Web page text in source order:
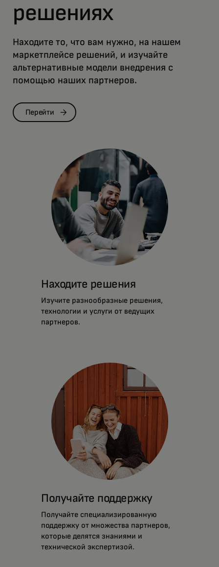
решениях
Находите то, что вам нужно, на нашем
маркетплейсе решений, и изучайте
альтернативные модели внедрения с
помощью наших партнеров.
Перейти
Находите решения
Изучите разнообразные решения,
технологии и услуги от ведущих
партнеров.
Получайте поддержку
Получайте специализированную
поддержку от множества партнеров,
которые делятся знаниями и
технической экспертизой.